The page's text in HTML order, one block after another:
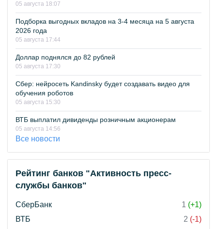
05 августа 18:07
Подборка выгодных вкладов на 3-4 месяца на 5 августа
2026 года
05 августа 17:44
Доллар поднялся до 82 рублей
05 августа 17:30
Сбер: нейросеть Kandinsky будет создавать видео для
обучения роботов
05 августа 15:30
ВТБ выплатил дивиденды розничным акционерам
05 августа 14:56
Все новости
Рейтинг банков "Активность пресс-
службы банков"
СберБанк 1 (+1)
ВТБ
2 (-1)